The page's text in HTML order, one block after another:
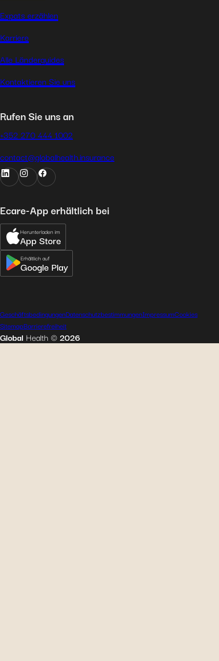
Expats erzählen
Karriere
Alle Länderguides
Kontaktieren Sie uns
Rufen Sie uns an
+352 270 444 1002
contact@globalhealth.insurance
Ecare-App erhältlich bei
Herunterladen im
App Store
Erhältlich auf
Google Play
Global Health ©2026
GeschäftsbedingungenDatenschutzbestimmungenImpressumCookies
SitemapBarrierefreiheit